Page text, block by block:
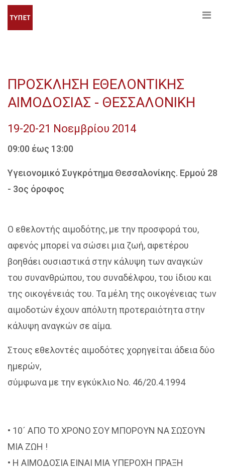
ΠΡΟΣΚΛΗΣΗ ΕΘΕΛΟΝΤΙΚΗΣ
ΑΙΜΟΔΟΣΙΑΣ - ΘΕΣΣΑΛΟΝΙΚΗ
19-20-21 Νοεμβρίου 2014
09:00 έως 13:00
Υγειονομικό Συγκρότημα Θεσσαλονίκης. Ερμού 28
- 3ος όροφος
Ο εθελοντής αιμοδότης, με την προσφορά του,
αφενός μπορεί να σώσει μια ζωή, αφετέρου
βοηθάει ουσιαστικά στην κάλυψη των αναγκών
του συνανθρώπου, του συναδέλφου, του ίδιου και
της οικογένειάς του. Τα μέλη της οικογένειας των
αιμοδοτών έχουν απόλυτη προτεραιότητα στην
κάλυψη αναγκών σε αίμα.
Στους εθελοντές αιμοδότες χορηγείται άδεια δύο
ημερών,
σύμφωνα με την εγκύκλιο Νο. 46/20.4.1994
• 10´ ΑΠΟ ΤΟ ΧΡΟΝΟ ΣΟΥ ΜΠΟΡΟΥΝ ΝΑ ΣΩΣΟΥΝ
ΜΙΑ ΖΩΗ !
• Η ΑΙΜΟΔΟΣΙΑ ΕΙΝΑΙ ΜΙΑ ΥΠΕΡΟΧΗ ΠΡΑΞΗ